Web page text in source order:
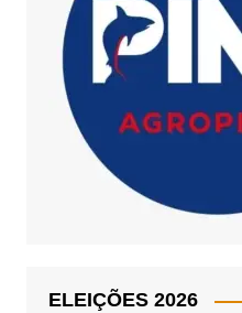
ELEIÇÕES 2026